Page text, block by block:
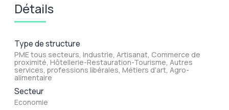
Détails
Type de structure
PME tous secteurs, Industrie, Artisanat, Commerce de
proximité, Hôtellerie-Restauration-Tourisme, Autres
services, professions libérales, Métiers d'art, Agro-
alimentaire
Secteur
Economie